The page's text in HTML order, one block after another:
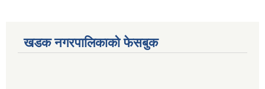
खडक नगरपालिकाको फेसबुक